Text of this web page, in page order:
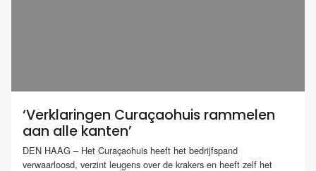
‘Verklaringen Curaçaohuis rammelen
aan alle kanten’
DEN HAAG – Het Curaçaohuis heeft het bedrijfspand
verwaarloosd, verzint leugens over de krakers en heeft zelf het